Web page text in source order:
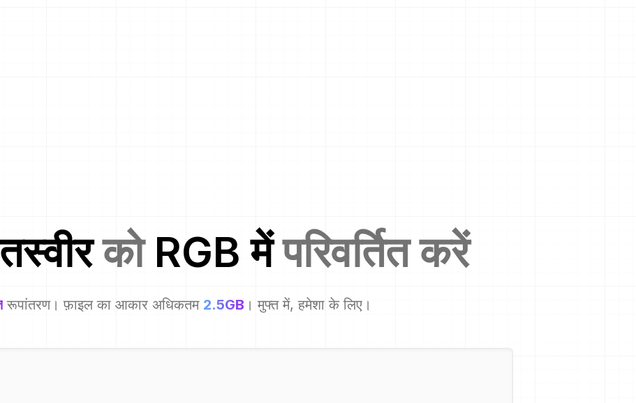
को RGB मेंपरिवर्तित करें
रूपांतरण। फ़ाइल का आकार अधिकतम 2.5GB । मुफ्त में, हमेशा के लिए।